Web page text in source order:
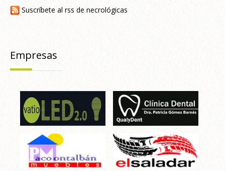
Suscríbete al rss de necrológicas
Empresas